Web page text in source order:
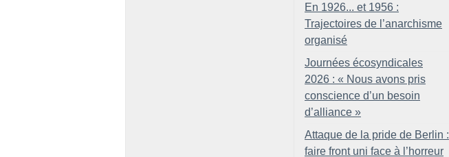
En 1926... et 1956 :
Trajectoires de l’anarchisme
organisé
Journées écosyndicales
2026 : « Nous avons pris
conscience d’un besoin
d’alliance »
Attaque de la pride de Berlin :
faire front uni face à l’horreur